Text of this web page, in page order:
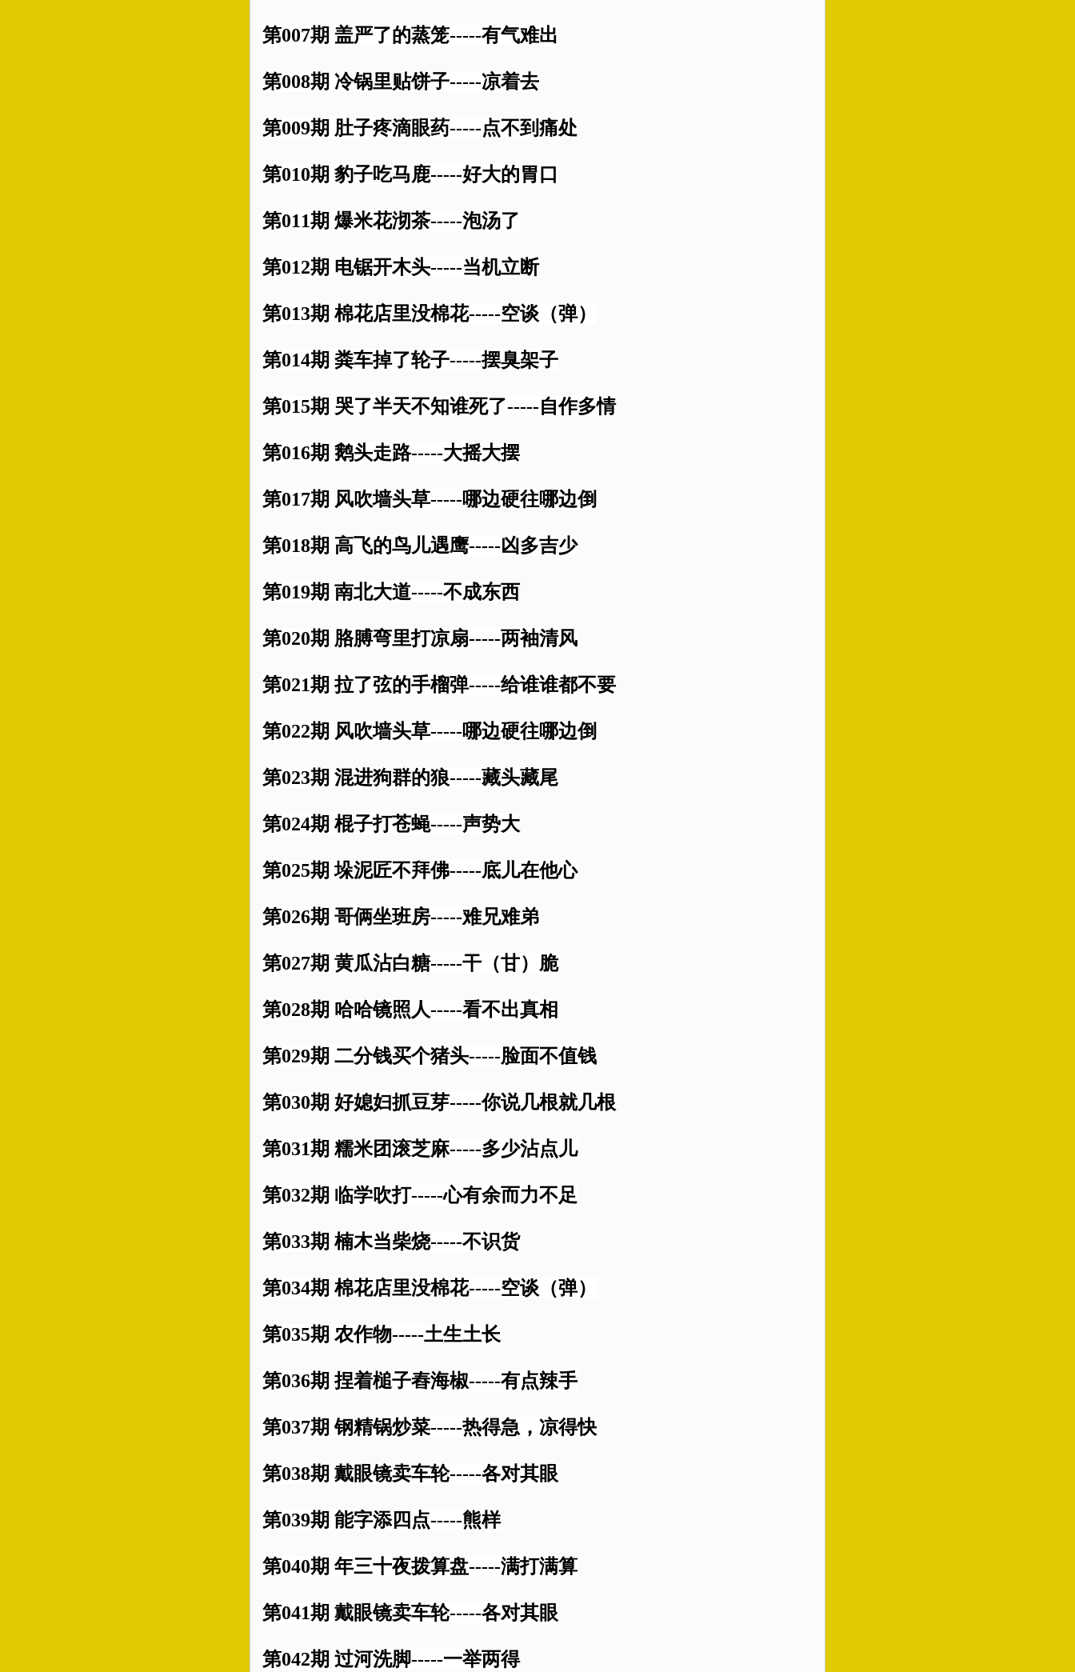
第007期 盖严了的蒸笼-----有气难出
第008期 冷锅里贴饼子-----凉着去
第009期 肚子疼滴眼药-----点不到痛处
第010期 豹子吃马鹿-----好大的胃口
第011期 爆米花沏茶-----泡汤了
第012期 电锯开木头-----当机立断
第013期 棉花店里没棉花-----空谈（弹）
第014期 粪车掉了轮子-----摆臭架子
第015期 哭了半天不知谁死了-----自作多情
第016期 鹅头走路-----大摇大摆
第017期 风吹墙头草-----哪边硬往哪边倒
第018期 高飞的鸟儿遇鹰-----凶多吉少
第019期 南北大道-----不成东西
第020期 胳膊弯里打凉扇-----两袖清风
第021期 拉了弦的手榴弹-----给谁谁都不要
第022期 风吹墙头草-----哪边硬往哪边倒
第023期 混进狗群的狼-----藏头藏尾
第024期 棍子打苍蝇-----声势大
第025期 垛泥匠不拜佛-----底儿在他心
第026期 哥俩坐班房-----难兄难弟
第027期 黄瓜沾白糖-----干（甘）脆
第028期 哈哈镜照人-----看不出真相
第029期 二分钱买个猪头-----脸面不值钱
第030期 好媳妇抓豆芽-----你说几根就几根
第031期 糯米团滚芝麻-----多少沾点儿
第032期 临学吹打-----心有余而力不足
第033期 楠木当柴烧-----不识货
第034期 棉花店里没棉花-----空谈（弹）
第035期 农作物-----土生土长
第036期 捏着槌子舂海椒-----有点辣手
第037期 钢精锅炒菜-----热得急，凉得快
第038期 戴眼镜卖车轮-----各对其眼
第039期 能字添四点-----熊样
第040期 年三十夜拨算盘-----满打满算
第041期 戴眼镜卖车轮-----各对其眼
第042期 过河洗脚-----一举两得